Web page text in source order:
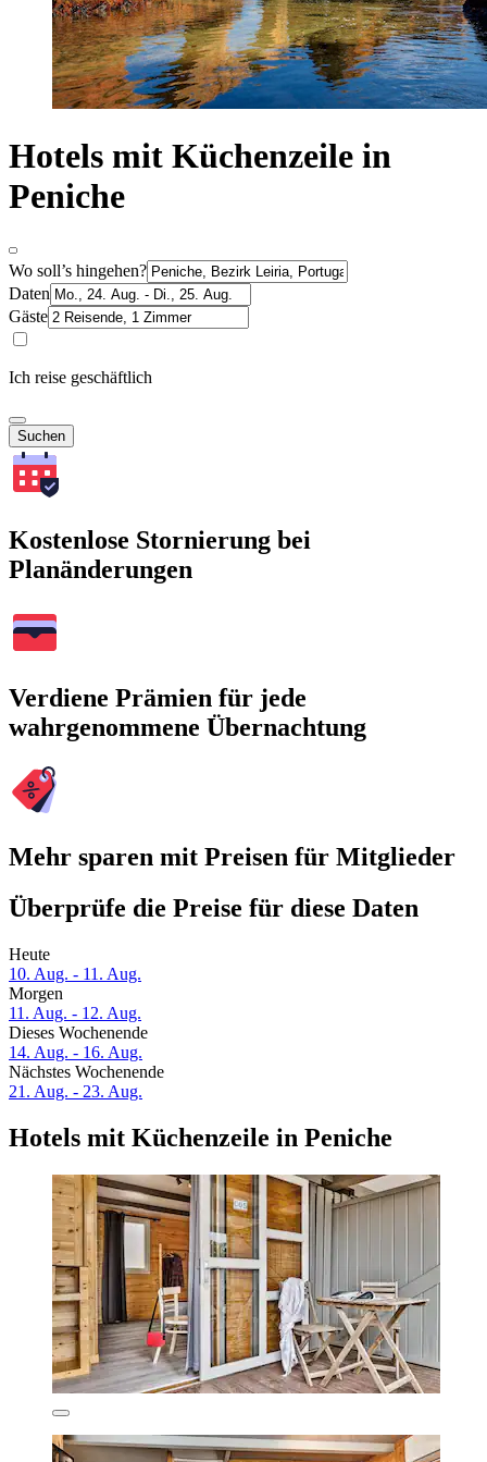
Hotels mit Küchenzeile in
Peniche
Wo soll’s hingehen?
Daten
Gäste
Ich reise geschäftlich
Suchen
Kostenlose Stornierung bei
Planänderungen
Verdiene Prämien für jede
wahrgenommene Übernachtung
Mehr sparen mit Preisen für Mitglieder
Überprüfe die Preise für diese Daten
Heute
10. Aug. - 11. Aug.
Morgen
11. Aug. - 12. Aug.
Dieses Wochenende
14. Aug. - 16. Aug.
Nächstes Wochenende
21. Aug. - 23. Aug.
Hotels mit Küchenzeile in Peniche